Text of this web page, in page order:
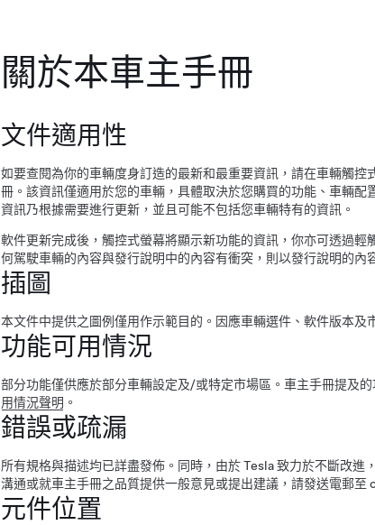
關於本車主手冊
文件適用性
如要查閱為你的車輛度身訂造的最新和最重要資訊，請在車輛觸控
冊。該資訊僅適用於您的車輛，具體取決於您購買的功能、車輛
資訊乃根據需要進行更新，並且可能不包括您車輛特有的資訊。
軟件更新完成後，觸控式螢幕將顯示新功能的資訊，你亦可透過輕
何駕駛車輛的內容與發行說明中的內容有衝突，則以發行說明的內
插圖
本文件中提供之圖例僅用作示範目的。因應車輛選件、軟件版本及
功能可用情況
部分功能僅供應於部分車輛設定及/或特定市場區。車主手冊提及
用情況聲明 。
錯誤或疏漏
所有規格與描述均已詳盡發佈。同時，由於 Tesla 致力於不斷改
溝通或就車主手冊之品質提供一般意見或提出建議，請發送電郵至
元件位置